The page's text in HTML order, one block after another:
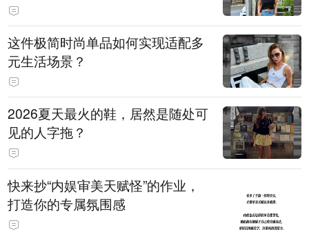
这件极简时尚单品如何实现适配多
元生活场景？
2026夏天最火的鞋，居然是随处可
见的人字拖？
快来抄“内娱审美天赋怪”的作业，
打造你的专属氛围感